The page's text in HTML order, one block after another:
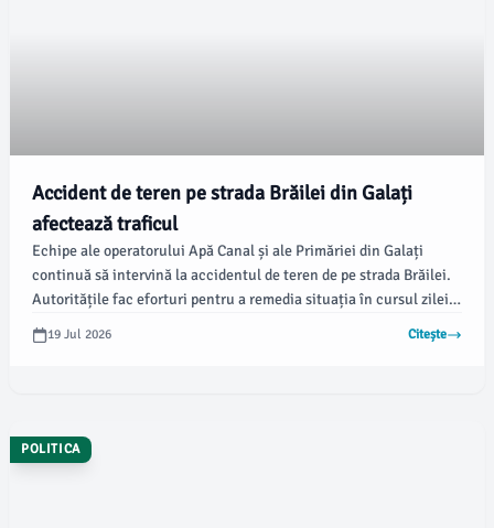
Accident de teren pe strada Brăilei din Galați
afectează traficul
Echipe ale operatorului Apă Canal și ale Primăriei din Galați
continuă să intervină la accidentul de teren de pe strada Brăilei.
Autoritățile fac eforturi pentru a remedia situația în cursul zilei
de azi, conform informațiilor furnizate de reprezentanții
administrației locale.
19 Jul 2026 Citește
POLITICA